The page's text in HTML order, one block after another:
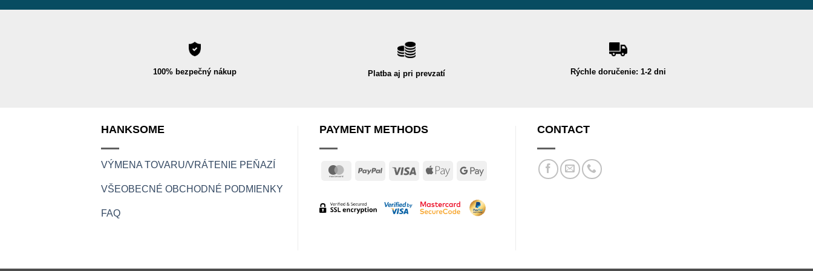
100% bezpečný nákup Platba aj pri prevzatí Rýchle doručenie: 1-2 dni
HANKSOME
VÝMENA TOVARU/VRÁTENIE PEŇAZÍ
VŠEOBECNÉ OBCHODNÉ PODMIENKY
FAQ
PAYMENT METHODS
MasterCardPayPal Visa
Apple
Google
CONTACT